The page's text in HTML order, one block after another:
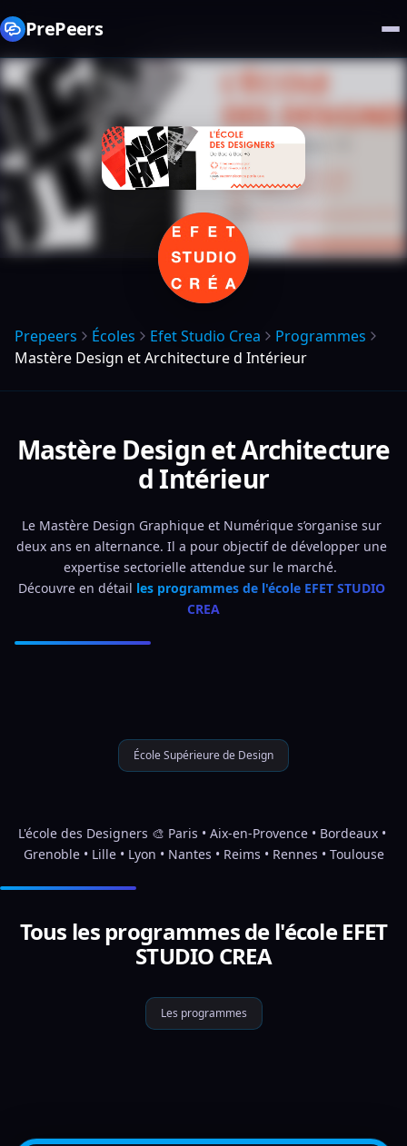
PrePeers
Prepeers Écoles Efet Studio Crea
Programmes
Mastère Design et Architecture d Intérieur
Mastère Design et Architecture
d Intérieur
Le Mastère Design Graphique et Numérique s’organise sur
deux ans en alternance. Il a pour objectif de développer une
expertise sectorielle attendue sur le marché.
Découvre en détail les programmes de l'école EFET STUDIO
CREA
École Supérieure de Design
L'école des Designers 🎨 Paris • Aix-en-Provence • Bordeaux •
Grenoble • Lille • Lyon • Nantes • Reims • Rennes • Toulouse
Tous les programmes de l'école EFET
STUDIO CREA
Les programmes